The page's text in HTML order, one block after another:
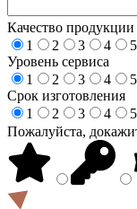
Качество продукции
1
2 3 4
5
Уровень сервиса
1
2 3 4
5
Срок изготовления
1
2 3 4
5
Пожалуйста,